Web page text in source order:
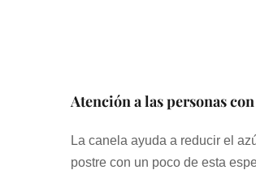
Atención a las personas
La canela ayuda a reducir el
postre con un poco de esta